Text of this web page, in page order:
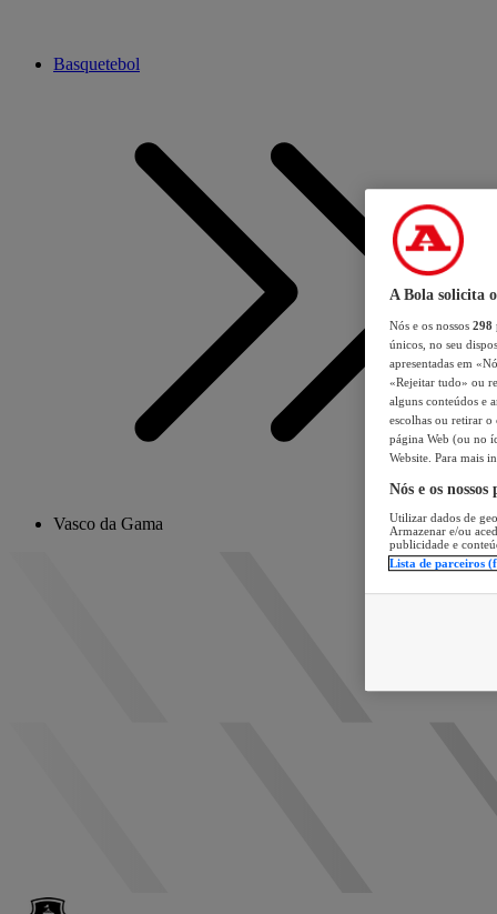
Basquetebol
Vasco da Gama
A Bola solicita
Nós e os nossos 298
únicos, no seu
apresentadas em
«Rejeitar tudo» ou
alguns conteúdos e
escolhas ou retirar
página Web (ou no
Website. Para mais
Nós e os
Utilizar dados de
Armazenar e/ou
publicidade e
Lista de parceiros